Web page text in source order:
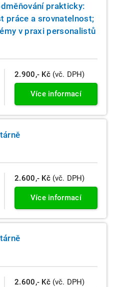
prakticky:
práce a srovnatelnost;
v praxi personalistů
2.900,- Kč (vč. DPH)
Více informací
2.600,- Kč (vč. DPH)
Více informací
2.600,- Kč (vč. DPH)